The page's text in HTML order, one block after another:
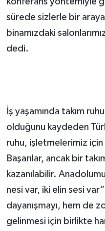
sürede sizlerle bir
binamızdaki
dedi.
İş yaşamında takım
olduğunu kaydeden
ruhu, işletmelerimiz
Başarılar, ancak bir
kazanılabilir.
nesi var, iki elin sesi
dayanışmayı, hem de
gelinmesi için birlikte